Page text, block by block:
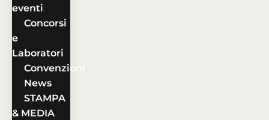
eventi
Concorsi
e
Laboratori
Convenzioni
News
STAMPA
& MEDIA